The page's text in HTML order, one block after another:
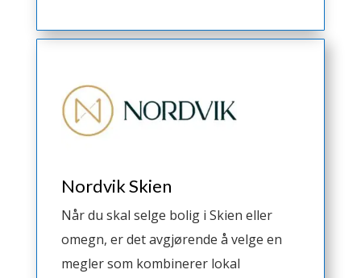
Nordvik Skien
Når du skal selge bolig i Skien eller
omegn, er det avgjørende å velge en
megler som kombinerer lokal